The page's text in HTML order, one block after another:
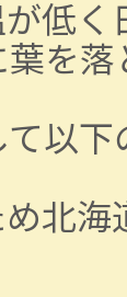
低
を
以下
北海